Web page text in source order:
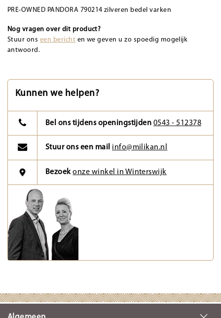
PRE-OWNED PANDORA 790214 zilveren bedel varken
Nog vragen over dit product?
Stuur ons een bericht en we geven u zo spoedig mogelijk
antwoord.
Kunnen we helpen?
Bel ons tijdens openingstijden 0543 - 512378
Stuur ons een mail info@milikan.nl
Bezoekonze winkel in Winterswijk